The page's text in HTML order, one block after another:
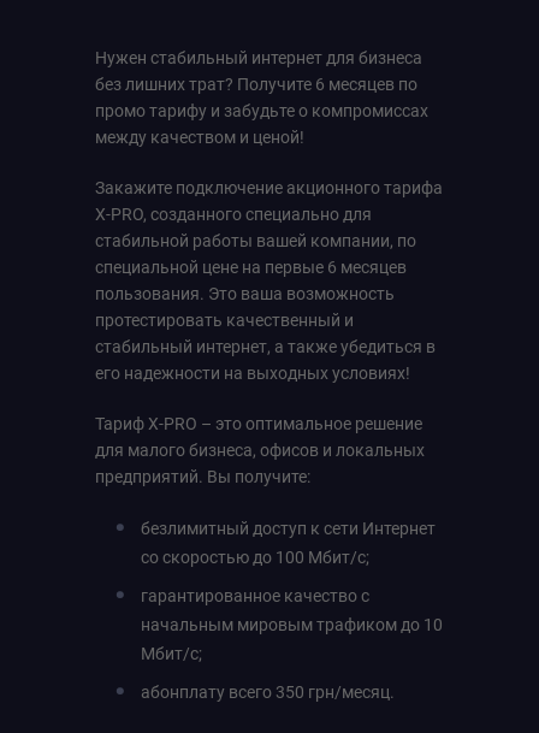
Нужен стабильный интернет для бизнеса
без лишних трат? Получите 6 месяцев по
промо тарифу и забудьте о компромиссах
между качеством и ценой!
Закажите подключение акционного тарифа
X-PRO, созданного специально для
стабильной работы вашей компании, по
специальной цене на первые 6 месяцев
пользования. Это ваша возможность
протестировать качественный и
стабильный интернет, а также убедиться в
его надежности на выходных условиях!
Тариф X-PRO – это оптимальное решение
для малого бизнеса, офисов и локальных
предприятий. Вы получите:
безлимитный доступ к сети Интернет
со скоростью до 100 Мбит/с;
гарантированное качество с
начальным мировым трафиком до 10
Мбит/с;
абонплату всего 350 грн/месяц.